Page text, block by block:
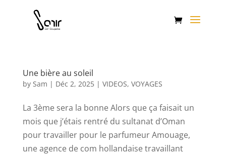
Une bière au soleil
by Sam | Déc 2, 2025| VIDEOS, VOYAGES
La 3ème sera la bonne Alors que ça faisait un
mois que j’étais rentré du sultanat d’Oman
pour travailler pour le parfumeur Amouage,
une agence de com hollandaise travaillant